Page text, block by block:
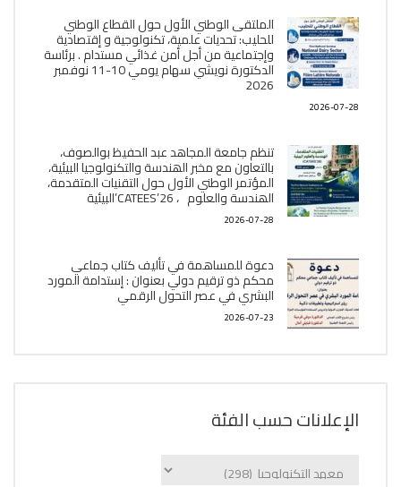
الملتقى الوطني الأول حول القطاع الوطني
للحليب: تحديات علمية، تكنولوجية و إقتصادية
وإجتماعية من أجل أمن غذائي مستدام . برئاسة
الدكتورة نويشي سهام يومي 10-11 نوفمبر
2026
2026-07-28
تنظم جامعة المجاهد عبد الحفيظ بوالصوف،
بالتعاون مع مخبر الھندسة والتكنولوجيا البیئیة،
المؤتمر الوطني الأول حول التقنيات المتقدمة،
الھندسة والعلوم ، CATEES’26’البیئية
2026-07-28
دعوة للمساهمة في تأليف كتاب جماعي
محكم ذو ترقيم دولي بعنوان : إستدامة المورد
البشري في عصر التحول الرقمي
2026-07-23
الإعلانات حسب الفئة
الإعلانات